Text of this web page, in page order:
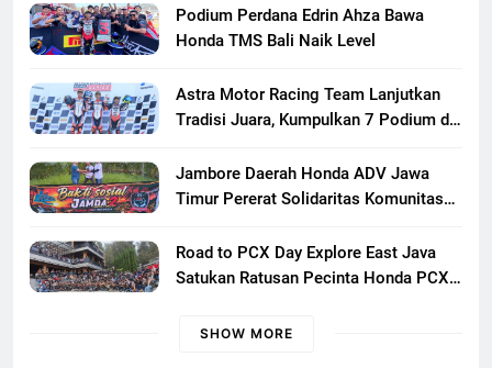
Persaudaraan Pecinta Motor Klasik
Honda
Podium Perdana Edrin Ahza Bawa
Honda TMS Bali Naik Level
Astra Motor Racing Team Lanjutkan
Tradisi Juara, Kumpulkan 7 Podium di
Jambore Daerah Honda ADV Jawa
Timur Pererat Solidaritas Komunitas
di Banyuwangi
Road to PCX Day Explore East Java
Satukan Ratusan Pecinta Honda PCX
SHOW MORE